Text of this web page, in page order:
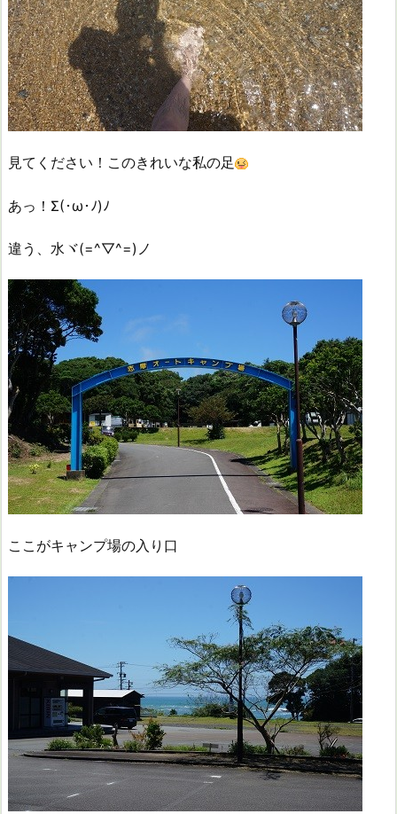
見てください！このきれいな私の足
あっ！Σ(･ω･ﾉ)ﾉ
違う、水ヾ(=^▽^=)ノ
ここがキャンプ場の入り口